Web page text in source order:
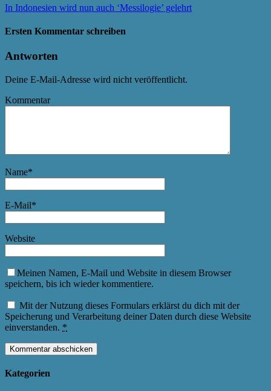
In Indonesien wird nun auch ‘Messilogie’ gelehrt
Ersten Kommentar schreiben
Antworten
Deine E-Mail-Adresse wird nicht veröffentlicht.
Kommentar
Name*
E-Mail*
Website
Meinen Namen, E-Mail und Website in diesem Browser
speichern, bis ich wieder kommentiere.
Mit der Nutzung dieses Formulars erklärst du dich mit der
Speicherung und Verarbeitung deiner Daten durch diese Website
einverstanden. *
Kategorien